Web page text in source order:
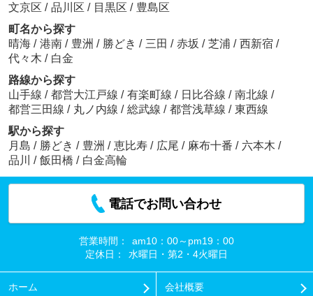
文京区 / 品川区 / 目黒区 / 豊島区
町名から探す
晴海 / 港南 / 豊洲 / 勝どき / 三田 / 赤坂 / 芝浦 / 西新宿 /
代々木 / 白金
路線から探す
山手線 / 都営大江戸線 / 有楽町線 / 日比谷線 / 南北線 /
都営三田線 / 丸ノ内線 / 総武線 / 都営浅草線 / 東西線
駅から探す
月島 / 勝どき / 豊洲 / 恵比寿 / 広尾 / 麻布十番 / 六本木 /
品川
/ 飯田橋 / 白金高輪
電話でお問い合わせ
営業時間：
am10：00～pm19：00
定休日：
水曜日・第2・4火曜日
ホーム 会社概要